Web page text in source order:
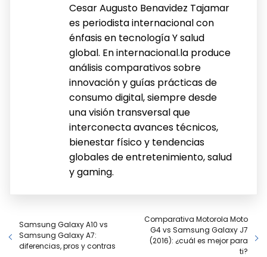
Cesar Augusto Benavidez Tajamar
es periodista internacional con
énfasis en tecnología Y salud
global. En internacional.la produce
análisis comparativos sobre
innovación y guías prácticas de
consumo digital, siempre desde
una visión transversal que
interconecta avances técnicos,
bienestar físico y tendencias
globales de entretenimiento, salud
y gaming.
Samsung Galaxy A10 vs
Samsung Galaxy A7:
diferencias, pros y contras
Comparativa Motorola Moto
G4 vs Samsung Galaxy J7
(2016): ¿cuál es mejor para
ti?